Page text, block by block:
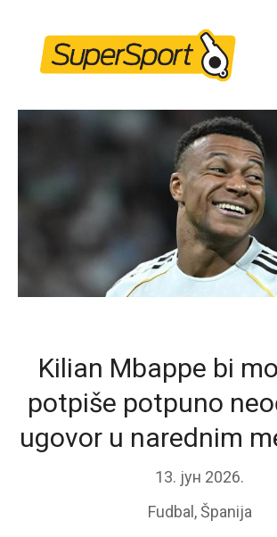
content
Kilian Mbappe bi
potpiše potpuno
ugovor u narednim
13. јун 2026.
Fudbal ,Španija